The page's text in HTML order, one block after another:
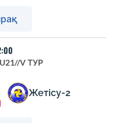
//V ТУР
Жетісу-2